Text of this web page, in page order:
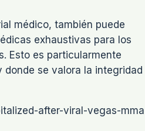
médico, también puede
exhaustivas para los
Esto es particularmente
se valora la integridad
after-viral-vegas-